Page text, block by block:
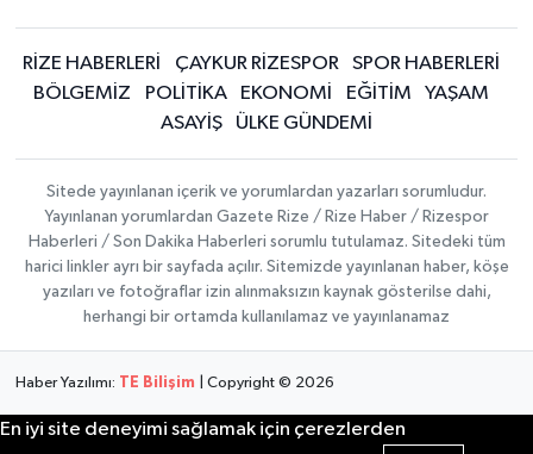
RİZE HABERLERİ ÇAYKUR RİZESPOR
SPOR HABERLERİ
BÖLGEMİZ
POLİTİKA EKONOMİ EĞİTİM
YAŞAM
ASAYİŞ
ÜLKE GÜNDEMİ
Sitede yayınlanan içerik ve yorumlardan yazarları sorumludur.
Yayınlanan yorumlardan Gazete Rize / Rize Haber / Rizespor
Haberleri / Son Dakika Haberleri sorumlu tutulamaz. Sitedeki tüm
harici linkler ayrı bir sayfada açılır. Sitemizde yayınlanan haber, köşe
yazıları ve fotoğraflar izin alınmaksızın kaynak gösterilse dahi,
herhangi bir ortamda kullanılamaz ve yayınlanamaz
Haber Yazılımı: TE Bilişim | Copyright © 2026
En iyi site deneyimi sağlamak için çerezlerden